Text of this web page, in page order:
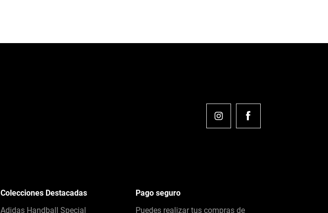
Colecciones Destacadas
Adidas Handball Special
Pago seguro
Puedes realizar tus compras de